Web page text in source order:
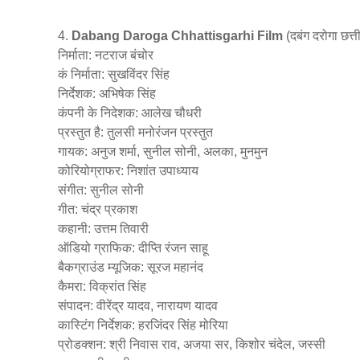
4. Dabang Daroga Chhattisgarhi Film (दबंग दरोगा
निर्माता: नटराज बंचोर
कं निर्माता: सुखविंदर सिंह
निर्देशक: अभिषेक सिंह
कंपनी के निदेशक: आलेख चौधरी
प्रस्तुत है: तुलसी मनोरंजन प्रस्तुत
गायक: अनुज शर्मा, सुनील सोनी, अलका, मुनमुन
कोरियोग्राफर: निशांत उपाध्याय
संगीत: सुनील सोनी
गीत: चंद्र प्रकाश
कहानी: उत्तम तिवारी
ऑडियो ग्राफिक: दीप्ति रंजन साहू
बैकग्राउंड म्यूजिक: सूरज महानंद
कैमरा: विक्रांत सिंह
संपादन: वीरेंद्र यादव, नारायण यादव
कास्टिंग निर्देशक: हरजिंदर सिंह मोरिया
प्रोडक्शन: श्री निवास राव, अजया सर, किशोर चंदेल, जस्सी